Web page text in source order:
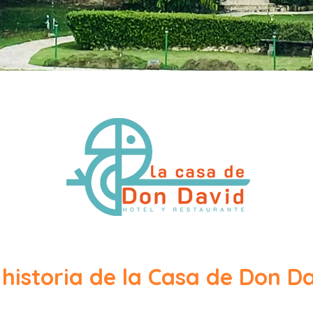
de la Casa de Don